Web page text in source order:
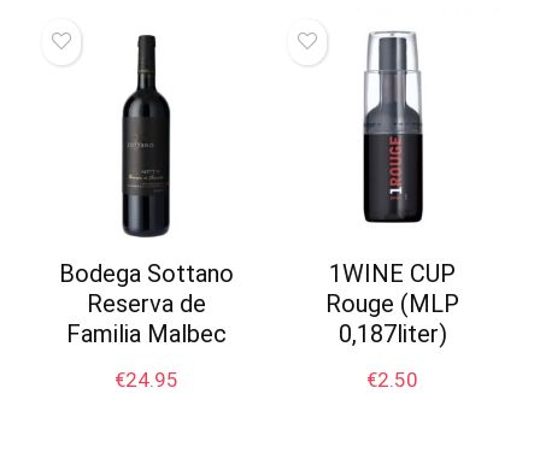
Bodega Sottano
Reserva de
Familia Malbec
€24.95
1WINE CUP
Rouge (MLP
0,187liter)
€2.50